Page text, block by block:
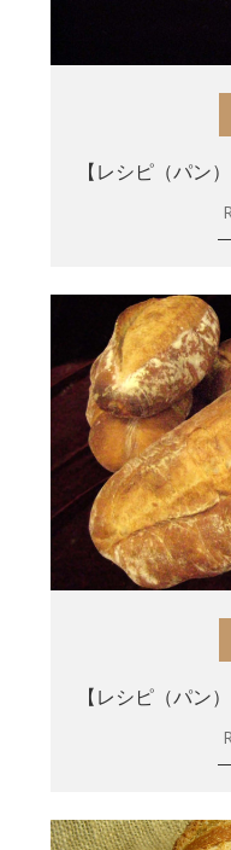
【レシピ（パン
【レシピ（パン